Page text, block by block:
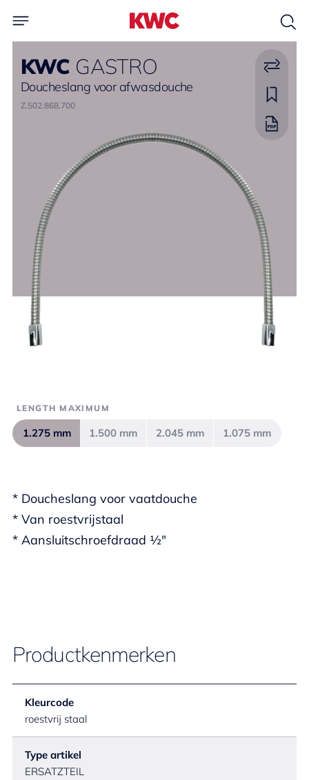
KWC GASTRO
Doucheslang voor afwasdouche
Z.502.868.700
* Doucheslang voor vaatdouche
* Van roestvrijstaal
* Aansluitschroefdraad ½"
LENGTH MAXIMUM
1.275 mm 1.500 mm 2.045 mm 1.075 mm
Productkenmerken
Kleurcode
roestvrij staal
Type artikel
ERSATZTEIL